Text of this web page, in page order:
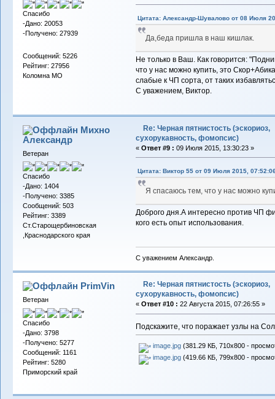
Спасибо
-Дано: 20053
-Получено: 27939
Сообщений: 5226
Рейтинг: 27956
Коломна МО
Цитата: Александр-Шувалово от 08 Июля
Да,беда пришла в наш кишлак.
Не только в Ваш. Как говорится:
что у нас можно купить, это
слабые к ЧП сорта, от таких
С уважением, Виктор.
Михно
Александр
Ветеран
Спасибо
-Дано: 1404
-Получено: 3385
Сообщений: 503
Рейтинг: 3389
Ст.Старощербиновская
,Краснодарского края
Re: Черная пятнистость (эскориоз,
сухорукавность, фомопсис)
« Ответ #9 : 09 Июля 2015, 13:30:23 »
Цитата: Виктор 55 от 09 Июля 2015,
Я спасаюсь тем, что у нас можно
Доброго дня.А интересно против ЧП
кого есть опыт использования.
С уважением Александр.
PrimVin
Ветеран
Спасибо
-Дано: 3798
-Получено: 5277
Сообщений: 1161
Рейтинг: 5280
Приморский край
Re: Черная пятнистость (эскориоз,
сухорукавность, фомопсис)
« Ответ #10 : 22 Августа 2015, 07:26:55 »
Подскажите, что поражает узлы на
image.jpg(381.29 КБ, 710x800 -
image.jpg(419.66 КБ, 799x800 -